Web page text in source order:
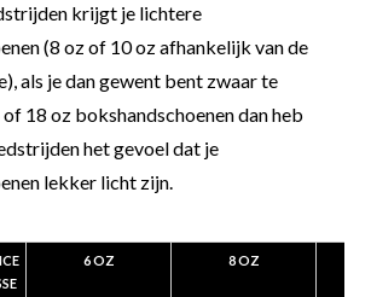
krijgt je lichtere
(8 oz of 10 oz afhankelijk van de
als je dan gewent bent zwaar te
18 oz bokshandschoenen dan heb
het gevoel dat je
lekker licht zijn.
6 OZ 8 OZ